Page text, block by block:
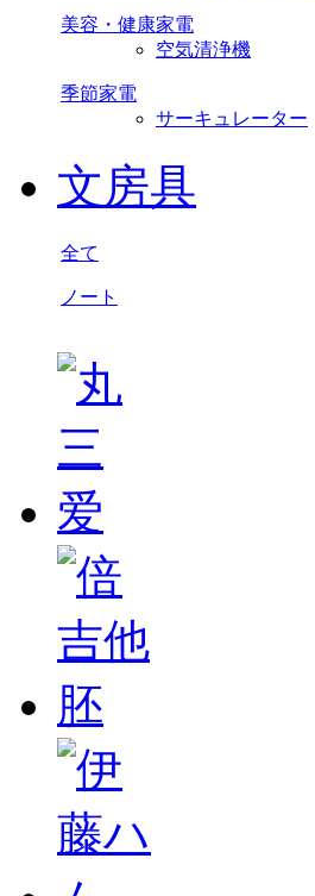
美容・健康家電
空気清浄機
季節家電
サーキュレーター
文房具
全て
ノート